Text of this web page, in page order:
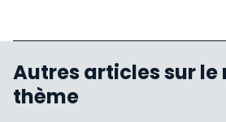
Autres articles sur le
thème